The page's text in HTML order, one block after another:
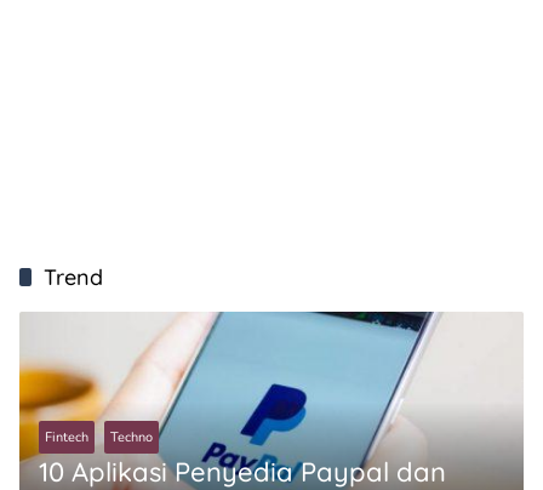
Trend
Fintech Techno
10 Aplikasi Penyedia Paypal dan